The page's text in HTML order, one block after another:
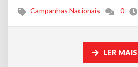
Campanhas Nacionais
0
LER MAIS